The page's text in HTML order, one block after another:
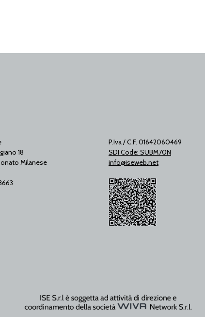
18
Milanese
P.Iva / C.F. 01642060469
SDI Code: SUBM70N
info@iseweb.net